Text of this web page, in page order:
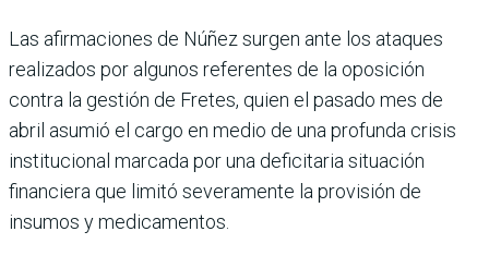
Las afirmaciones de Núñez surgen ante los ataques
reali­zados por algunos referentes de la oposición
contra la ges­tión de Fretes, quien el pasado mes de
abril asumió el cargo en medio de una profunda crisis
institucional marcada por una deficitaria situación
financiera que limitó severamente la pro­visión de
insumos y medica­mentos.